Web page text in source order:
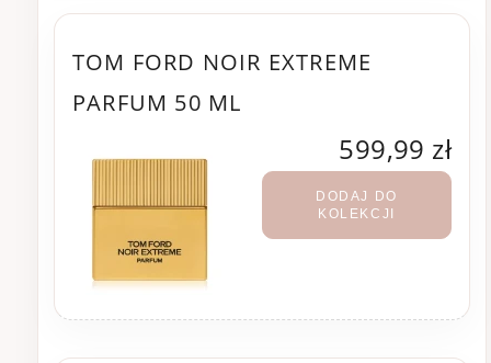
TOM FORD NOIR EXTREME
PARFUM 50 ML
599,99 zł
DODAJ DO
KOLEKCJI